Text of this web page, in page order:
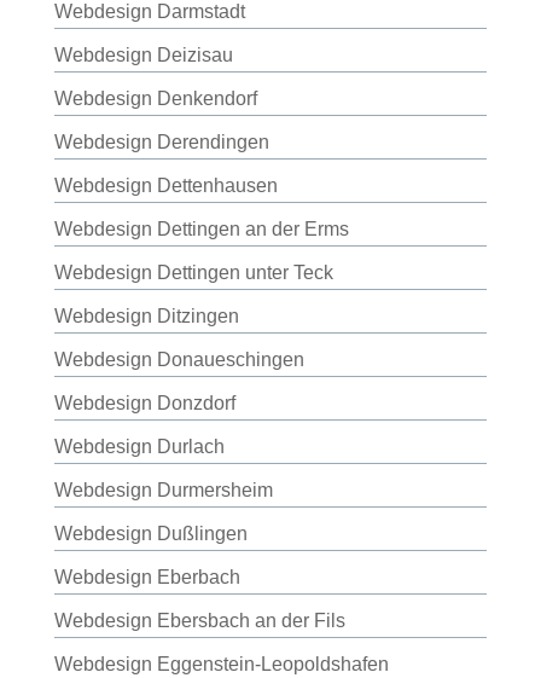
Webdesign Darmstadt
Webdesign Deizisau
Webdesign Denkendorf
Webdesign Derendingen
Webdesign Dettenhausen
Webdesign Dettingen an der Erms
Webdesign Dettingen unter Teck
Webdesign Ditzingen
Webdesign Donaueschingen
Webdesign Donzdorf
Webdesign Durlach
Webdesign Durmersheim
Webdesign Dußlingen
Webdesign Eberbach
Webdesign Ebersbach an der Fils
Webdesign Eggenstein-Leopoldshafen